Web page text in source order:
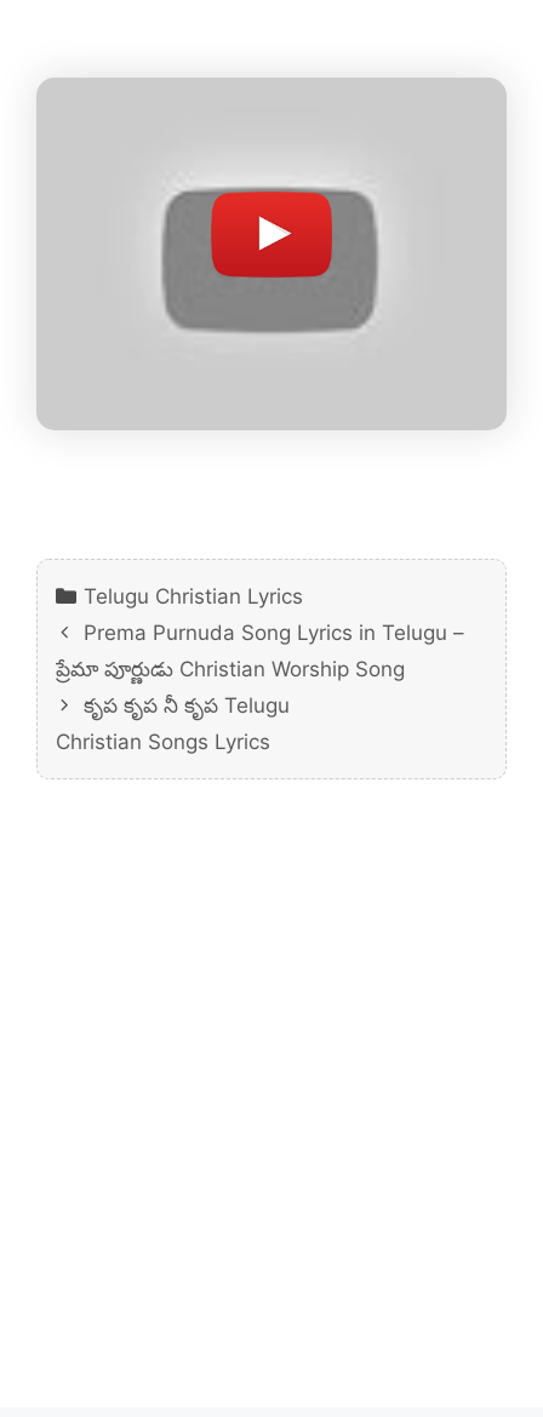
Categories
Telugu Christian Lyrics
Prema Purnuda Song Lyrics in Telugu –
ప్రేమా పూర్ణుడు Christian Worship Song
కృప కృప నీ కృప Telugu
Christian Songs Lyrics